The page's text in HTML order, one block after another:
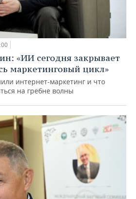
«ИИ сегодня закрывает
маркетинговый цикл»
интернет-маркетинг и что
на гребне волны